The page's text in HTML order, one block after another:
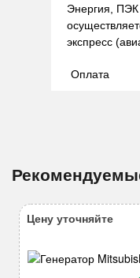
Энергия,
экспресс
Оплата
Цену уточняйте